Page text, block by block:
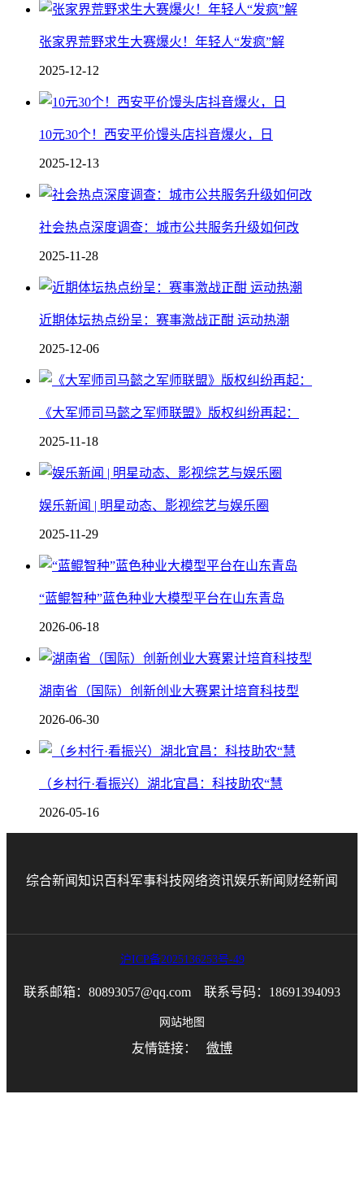
张家界荒野求生大赛爆火！年轻人“发疯”解
2025-12-12
10元30个！西安平价馒头店抖音爆火，日
2025-12-13
社会热点深度调查：城市公共服务升级如何改
2025-11-28
近期体坛热点纷呈：赛事激战正酣 运动热潮
2025-12-06
《大军师司马懿之军师联盟》版权纠纷再起：
2025-11-18
娱乐新闻 | 明星动态、影视综艺与娱乐圈
2025-11-29
“蓝鲲智种”蓝色种业大模型平台在山东青岛
2026-06-18
湖南省（国际）创新创业大赛累计培育科技型
2026-06-30
（乡村行·看振兴）湖北宜昌：科技助农“慧
2026-05-16
综合新闻知识百科军事科技 网络资讯娱乐新闻 财经新闻
沪ICP备2025136253号-49
联系邮箱：80893057@qq.com 联系号码：18691394093
网站地图
友情链接： 微博